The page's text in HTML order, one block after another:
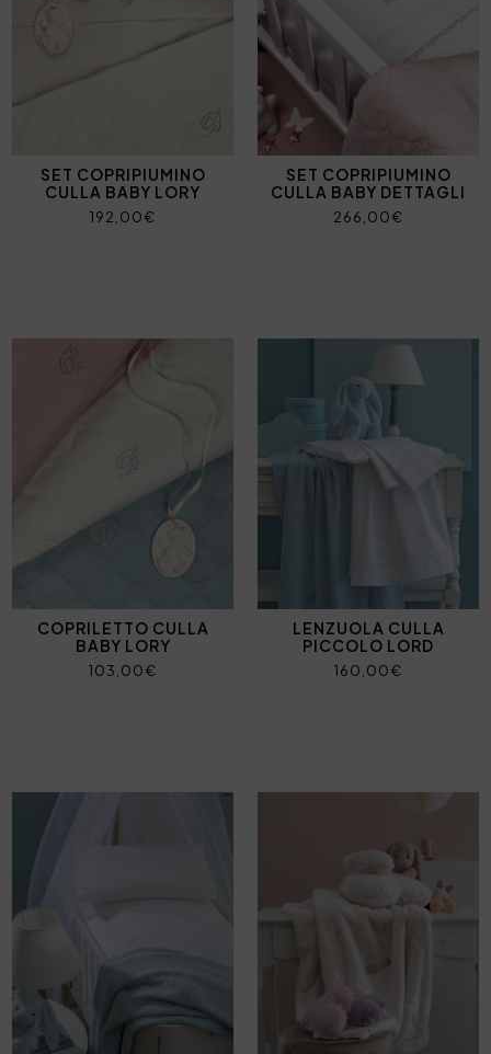
SET COPRIPIUMINO
CULLA BABY LORY
192,00€
SET COPRIPIUMINO
CULLA BABY DETTAGLI
266,00€
COPRILETTO CULLA
BABY LORY
103,00€
LENZUOLA CULLA
PICCOLO LORD
160,00€